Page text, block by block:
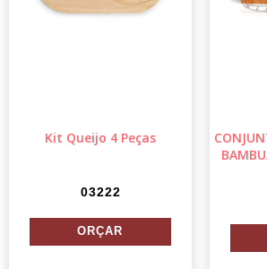
Kit Queijo 4 Peças
03222